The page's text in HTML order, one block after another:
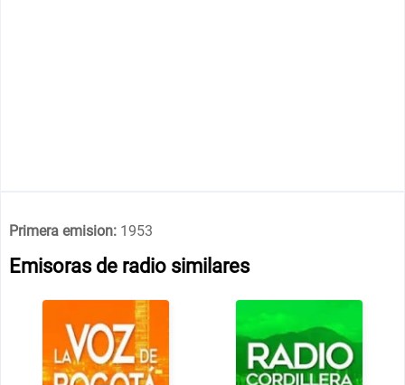
Primera emision: 1953
Emisoras de radio similares